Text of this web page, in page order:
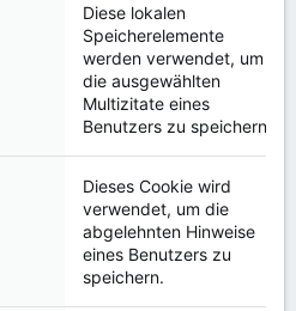
Diese lokalen
Speicherelemente
werden verwendet, um
die ausgewählten
Multizitate eines
Benutzers zu speichern.
Dieses Cookie wird
verwendet, um die
abgelehnten Hinweise
eines Benutzers zu
speichern.